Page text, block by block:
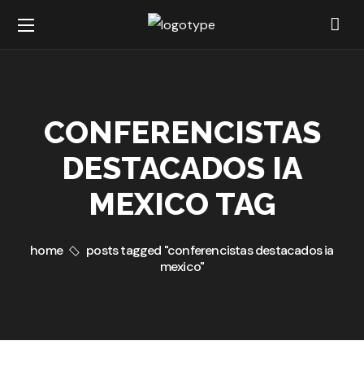
CONFERENCISTAS
DESTACADOS IA
MEXICO TAG
home
posts tagged "conferencistas destacados ia
mexico"